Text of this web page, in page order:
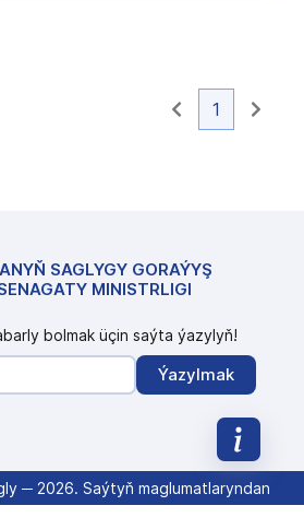
1
SAGLYGY GORAÝYŞ
MINISTRLIGI
bolmak üçin saýta ýazylyň!
Ýazylmak
─ 2026. Saýtyň maglumatlaryndan
(saglykhm.gov.tm) salgylanmanyň